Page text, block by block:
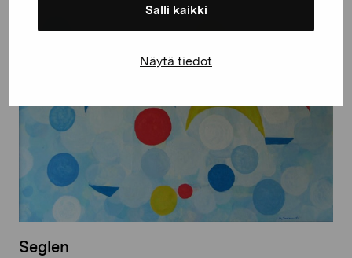
Salli kaikki
Näytä tiedot
Seglen